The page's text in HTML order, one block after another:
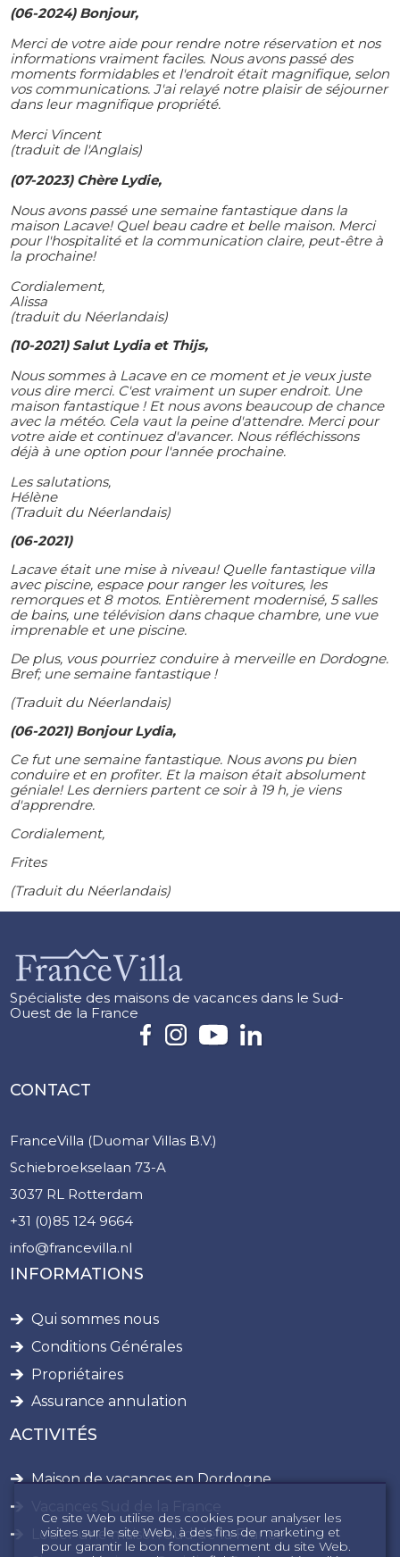
(06-2024) Bonjour,
Merci de votre aide pour rendre notre réservation et nos
informations vraiment faciles. Nous avons passé des
moments formidables et l'endroit était magnifique, selon
vos communications. J'ai relayé notre plaisir de séjourner
dans leur magnifique propriété.
Merci Vincent
(traduit de l'Anglais)
(07-2023) Chère Lydie,
Nous avons passé une semaine fantastique dans la
maison Lacave! Quel beau cadre et belle maison. Merci
pour l'hospitalité et la communication claire, peut-être à
la prochaine!
Cordialement,
Alissa
(traduit du Néerlandais)
(10-2021) Salut Lydia et Thijs,
Nous sommes à Lacave en ce moment et je veux juste
vous dire merci. C'est vraiment un super endroit. Une
maison fantastique ! Et nous avons beaucoup de chance
avec la météo. Cela vaut la peine d'attendre. Merci pour
votre aide et continuez d'avancer. Nous réfléchissons
déjà à une option pour l'année prochaine.
Les salutations,
Hélène
(Traduit du Néerlandais)
(06-2021)
Lacave était une mise à niveau! Quelle fantastique villa
avec piscine, espace pour ranger les voitures, les
remorques et 8 motos. Entièrement modernisé, 5 salles
de bains, une télévision dans chaque chambre, une vue
imprenable et une piscine.
De plus, vous pourriez conduire à merveille en Dordogne.
Bref; une semaine fantastique !
(Traduit du Néerlandais)
(06-2021) Bonjour Lydia,
Ce fut une semaine fantastique. Nous avons pu bien
conduire et en profiter. Et la maison était absolument
géniale! Les derniers partent ce soir à 19 h, je viens
d'apprendre.
Cordialement,
Frites
(Traduit du Néerlandais)
Spécialiste des maisons de vacances dans le Sud-
Ouest de la France
CONTACT
FranceVilla (Duomar Villas B.V.)
Schiebroekselaan 73-A
3037 RL Rotterdam
+31 (0)85 124 9664
info@francevilla.nl
INFORMATIONS
Qui sommes nous
Conditions Générales
Propriétaires
Assurance annulation
ACTIVITÉS
Maison de vacances en Dordogne
Louer une maison Sud de la France
Ce site Web utilise des cookies pour analyser les
visites sur le site Web, à des fins de marketing et
pour garantir le bon fonctionnement du site Web.